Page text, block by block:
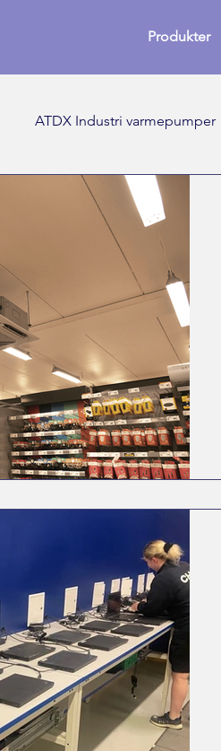
Produkter
ATDX Industri varmepumper